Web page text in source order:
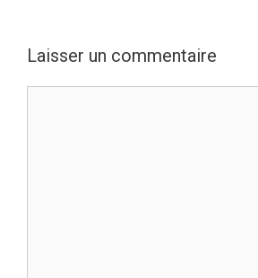
Laisser un commentaire